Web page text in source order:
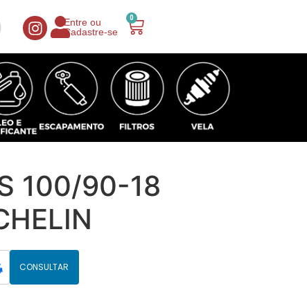
Entre ou
Cadastre-se
0
100/90-18
CONSULTAR